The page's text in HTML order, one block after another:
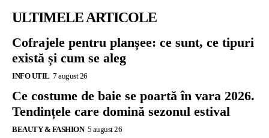
ULTIMELE ARTICOLE
Cofrajele pentru planșee: ce sunt, ce tipuri
există și cum se aleg
INFO UTIL 7 august 26
Ce costume de baie se poartă în vara 2026.
Tendințele care domină sezonul estival
BEAUTY & FASHION 5 august 26